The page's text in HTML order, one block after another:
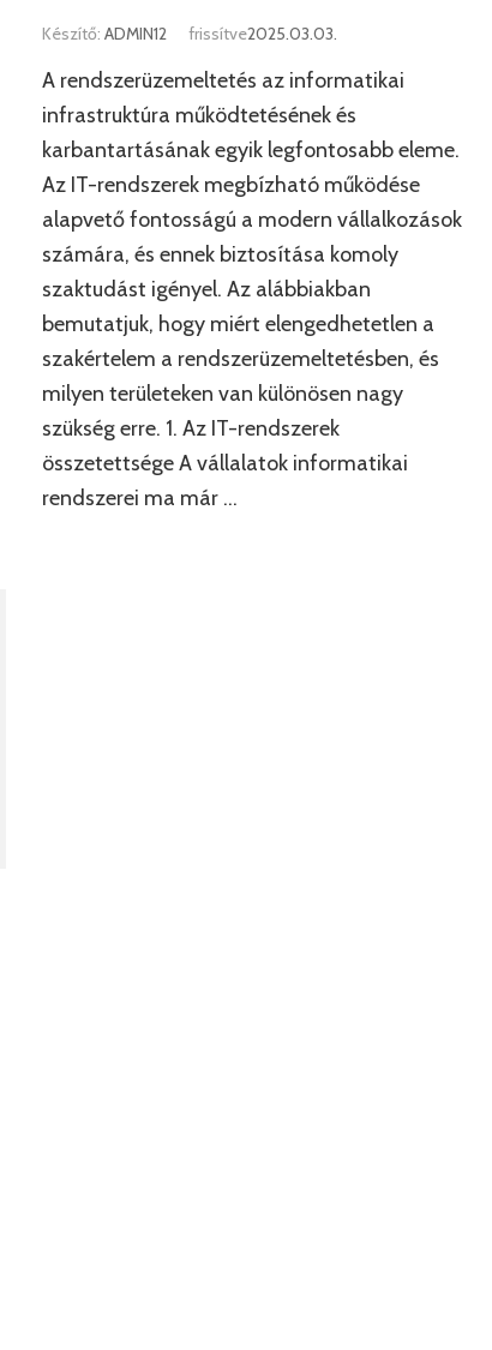
Készítő: ADMIN12 frissítve2025.03.03.
A rendszerüzemeltetés az informatikai
infrastruktúra működtetésének és
karbantartásának egyik legfontosabb eleme.
Az IT-rendszerek megbízható működése
alapvető fontosságú a modern vállalkozások
számára, és ennek biztosítása komoly
szaktudást igényel. Az alábbiakban
bemutatjuk, hogy miért elengedhetetlen a
szakértelem a rendszerüzemeltetésben, és
milyen területeken van különösen nagy
szükség erre. 1. Az IT-rendszerek
összetettsége A vállalatok informatikai
rendszerei ma már …